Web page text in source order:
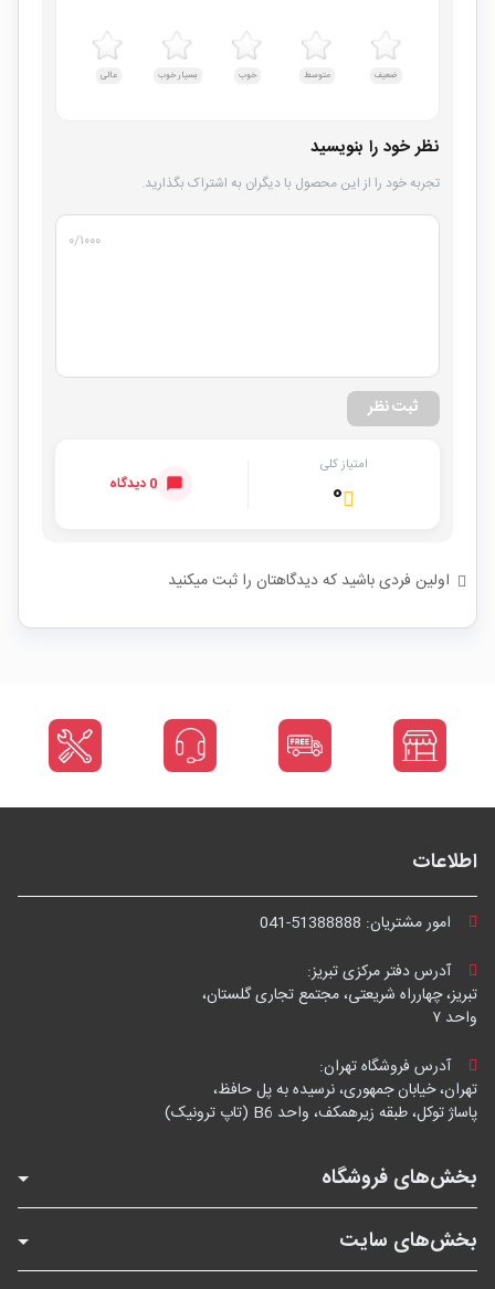
ضعیف متوسط خوب بسیار خوب عالی
نظر خود را بنویسید
تجربه خود را از این محصول با دیگران به اشتراک بگذارید.
۰/۱۰۰۰
ثبت نظر
امتیاز کلی
۰ 0 دیدگاه
اولین فردی باشید که دیدگاهتان را ثبت میکنید
اطلاعات
امور مشتریان: 041-51388888
آدرس دفتر مرکزی تبریز:
تبریز، چهارراه شریعتی، مجتمع تجاری گلستان،
واحد ۷
آدرس فروشگاه تهران:
تهران، خیابان جمهوری، نرسیده به پل حافظ،
پاساژ توکل، طبقه زیرهمکف، واحد B6 (تاپ ترونیک)
بخش‌های فروشگاه
بخش‌های سایت